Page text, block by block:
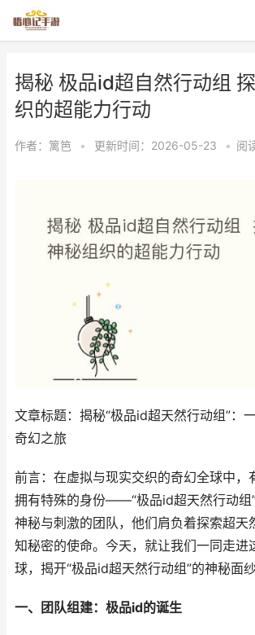
揭秘 极品id超自然行动组
织的超能力行动
作者： 篱笆 • 更新时间：2026-05-23 • 阅
文章标题：揭秘“极品id超天然行动组”：
奇幻之旅
前言：在虚拟与现实交织的奇幻全球中，
拥有特殊的身份——“极品id超天然行动组
神秘与刺激的团队，他们肩负着探索超天
知秘密的使命。今天，就让我们一同走进
球，揭开“极品id超天然行动组”的神秘面纱
一、团队组建：极品id的诞生